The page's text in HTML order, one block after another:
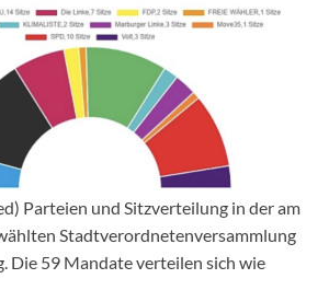
Parteien und Sitzverteilung in der am
Stadtverordnetenversammlung
Die 59 Mandate verteilen sich wie